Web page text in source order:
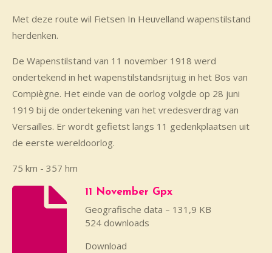
Met deze route wil Fietsen In Heuvelland wapenstilstand
herdenken.
De Wapenstilstand van 11 november 1918 werd
ondertekend in het wapenstilstandsrijtuig in het Bos van
Compiègne. Het einde van de oorlog volgde op 28 juni
1919 bij de ondertekening van het vredesverdrag van
Versailles. Er wordt gefietst langs 11 gedenkplaatsen uit
de eerste wereldoorlog.
75 km - 357 hm
11 November Gpx
Geografische data – 131,9 KB
524 downloads
Download